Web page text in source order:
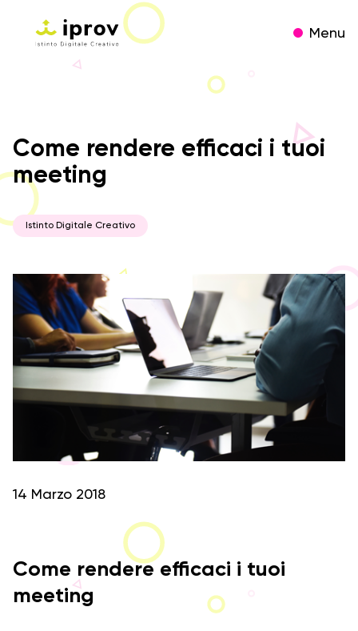
Menu
Come rendere efficaci i tuoi
meeting
Istinto Digitale Creativo
14 Marzo 2018
Come rendere efficaci i tuoi
meeting